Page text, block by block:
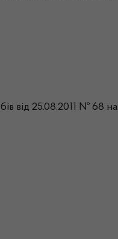
від 25.08.2011 № 68 на